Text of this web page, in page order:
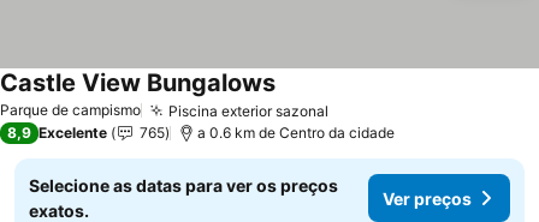
Parque de campismo Piscina exterior sazonal
Castle View BungalowsVer preços
8,9 Excelente 765 a 0.6 km de Centro da cidade
Selecione as datas para ver os preços
exatos.
Ver preços